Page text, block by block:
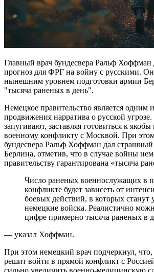
Главный врач бундесвера Ральф
прогноз для ФРГ на войну с русскими. Он
нынешним уровнем подготовки армии
"тысяча раненых в день".
Немецкое правительство является одним
продвижения нарратива о русской
запугивают, заставляя готовиться к
военному конфликту с Москвой. При
бундесвера Ральф Хоффман дал страшный
Берлина, отметив, что в случае войны
правительству гарантирована «тысяча
Число раненых военнослужащих в
конфликте будет зависеть от
боевых действий, в которых станут
немецкие войска. Реалистично
цифре примерно тысяча раненых в
— указал Хоффман.
При этом немецкий врач подчеркнул, что,
решит войти в прямой конфликт с
сильно увеличить военно-медицинскую